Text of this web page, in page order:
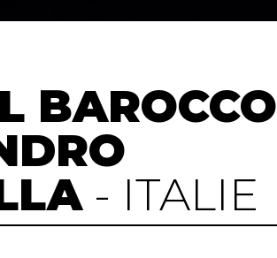
BAROCCO
- ITALIE